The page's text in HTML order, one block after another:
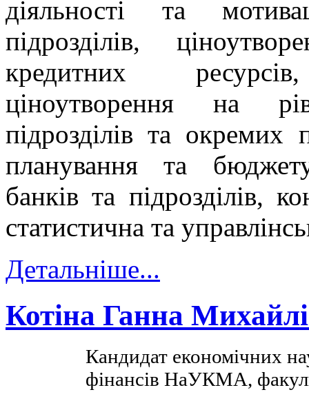
діяльності та
підрозділів,
кредитних
ціноутворення на
підрозділів та окремих
планування та
банків та підрозділів,
статистична та
Детальніше...
Котіна Ганна
Кандидат економічних
фінансів НаУКМА,